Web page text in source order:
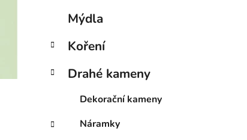
Mýdla
Koření
Drahé kameny
Dekorační kameny
Náramky